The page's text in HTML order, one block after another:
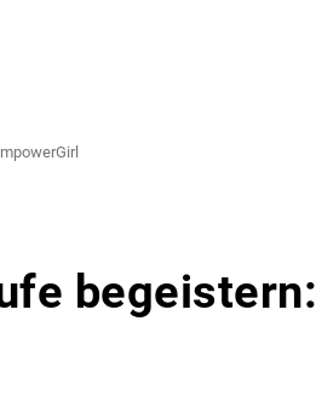
begeistern: